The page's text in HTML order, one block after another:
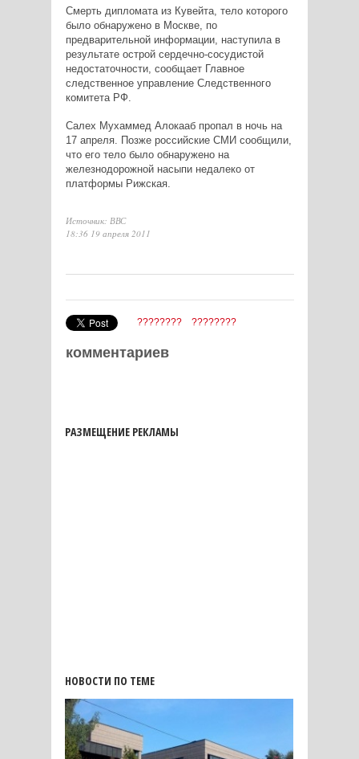
Смерть дипломата из Кувейта, тело которого
было обнаружено в Москве, по
предварительной информации, наступила в
результате острой сердечно-сосудистой
недостаточности, сообщает Главное
следственное управление Следственного
комитета РФ.
Салех Мухаммед Алокааб пропал в ночь на
17 апреля. Позже российские СМИ сообщили,
что его тело было обнаружено на
железнодорожной насыпи недалеко от
платформы Рижская.
Источник: ВВС
18:36 19 апреля 2011
???????? ????????
комментариев
РАЗМЕЩЕНИЕ РЕКЛАМЫ
НОВОСТИ ПО ТЕМЕ